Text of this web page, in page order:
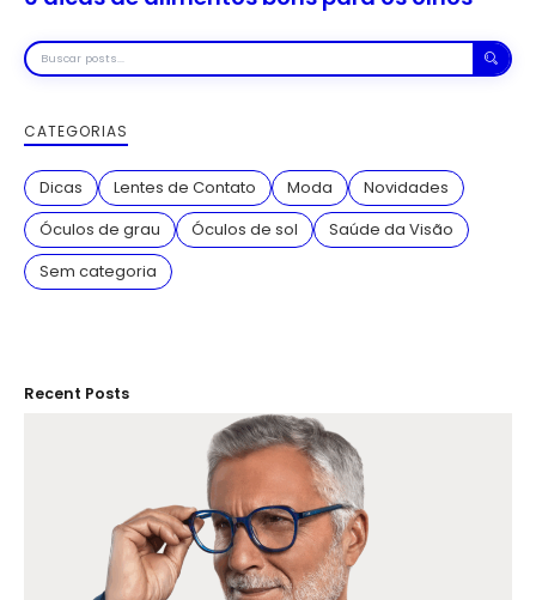
Buscar
posts
CATEGORIAS
Dicas Lentes de Contato Moda
Novidades
Óculos de grau
Óculos de sol
Saúde da Visão
Sem categoria
Recent Posts